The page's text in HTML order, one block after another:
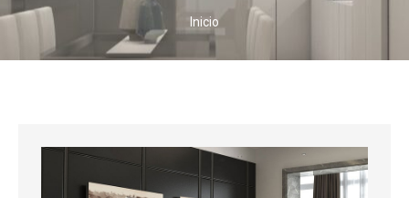
Estás aquí:
Inicio